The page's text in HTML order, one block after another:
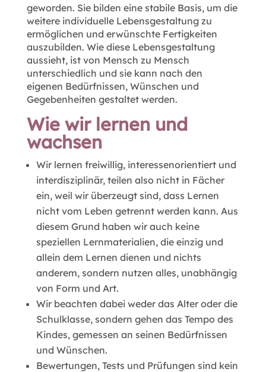
geworden. Sie bilden eine stabile Basis, um die
weitere individuelle Lebensgestaltung zu
ermöglichen und erwünschte Fertigkeiten
auszubilden. Wie diese Lebensgestaltung
aussieht, ist von Mensch zu Mensch
unterschiedlich und sie kann nach den
eigenen Bedürfnissen, Wünschen und
Gegebenheiten gestaltet werden.
Wie wir lernen und
wachsen
Wir lernen freiwillig, interessenorientiert und
interdisziplinär, teilen also nicht in Fächer
ein, weil wir überzeugt sind, dass Lernen
nicht vom Leben getrennt werden kann. Aus
diesem Grund haben wir auch keine
speziellen Lernmaterialien, die einzig und
allein dem Lernen dienen und nichts
anderem, sondern nutzen alles, unabhängig
von Form und Art.
Wir beachten dabei weder das Alter oder die
Schulklasse, sondern gehen das Tempo des
Kindes, gemessen an seinen Bedürfnissen
und Wünschen.
Bewertungen, Tests und Prüfungen sind kein